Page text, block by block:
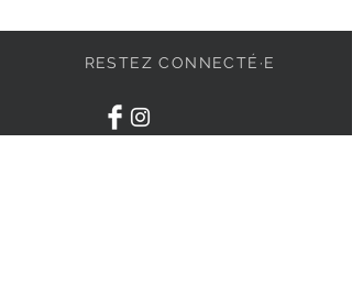
RESTEZ CONNECTÉ·E